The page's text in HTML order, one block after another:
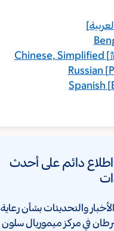
]
Chinese, Simplified [
Russian [
Spanish [
دائم على أحدث
والتحديثات بشأن رعاية
في مركز ميموريال سلون